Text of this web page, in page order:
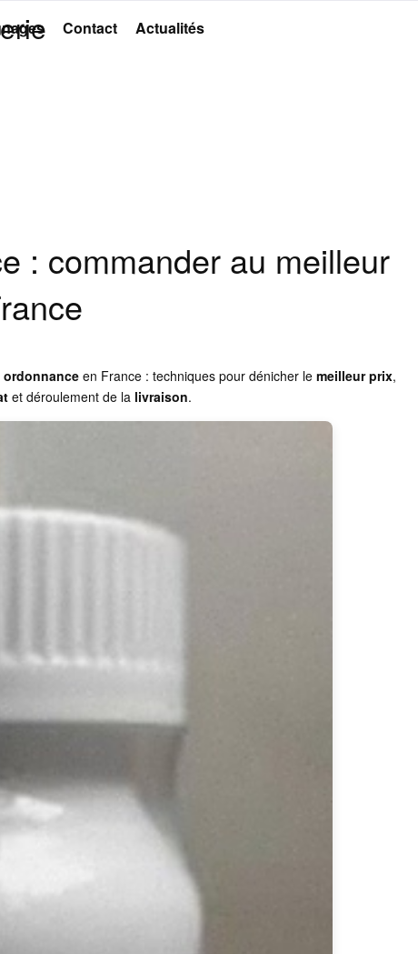
Contact Actualités
: commander au meilleur
ordonnance en France : techniques pour dénicher lemeilleur prix,
et déroulement de la livraison.